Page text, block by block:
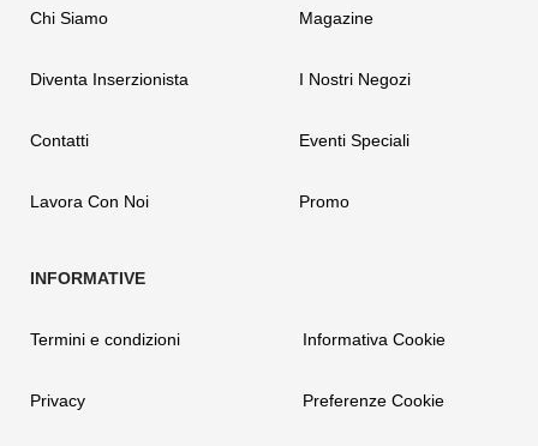
Chi Siamo
Diventa Inserzionista
Contatti
Lavora Con Noi
Magazine
I Nostri Negozi
Eventi Speciali
Promo
Termini e condizioni
Privacy
Informativa Cookie
Preferenze Cookie